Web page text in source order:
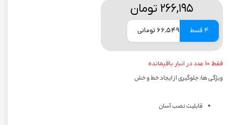
۲۶۶,۱۹۵ تومان
4 قسط 66,549 تومانی
فقط ۱۰ عدد در انبار باقیمانده
ویژگی ها: جلوگیری از ایجاد خط و خش
قابلیت نصب آسان